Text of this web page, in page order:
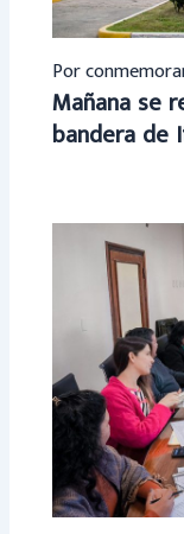
Por
Mañana se
bandera de